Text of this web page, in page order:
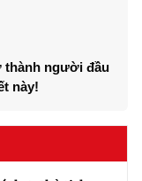
thành người đầu
này!